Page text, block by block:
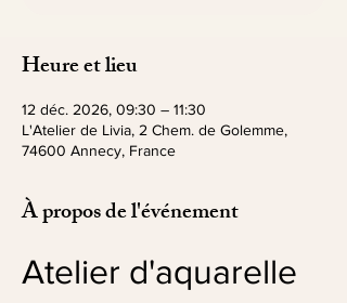
Heure et lieu
12 déc. 2026, 09:30 – 11:30
L'Atelier de Livia, 2 Chem. de Golemme,
74600 Annecy, France
À propos de l'événement
Atelier d'aquarelle